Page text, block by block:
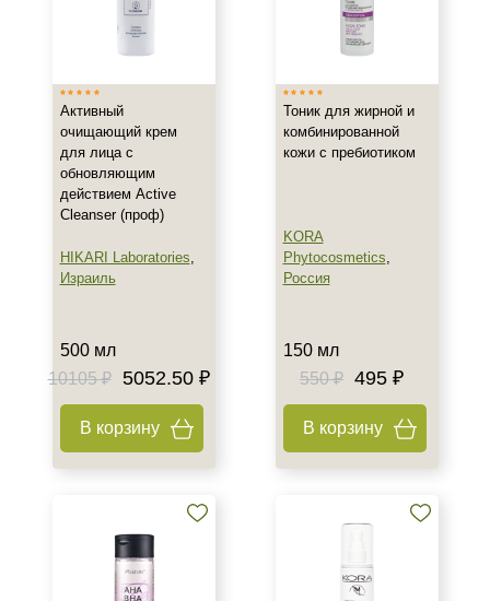
Активный
очищающий крем
для лица с
обновляющим
действием Active
Cleanser (проф)
HIKARI Laboratories,
Израиль
500 мл
10105 ₽
5052.50 ₽
В корзину
Тоник для жирной и
комбинированной
кожи с пребиотиком
KORA
Phytocosmetics,
Россия
150 мл
550 ₽ 495 ₽
В корзину